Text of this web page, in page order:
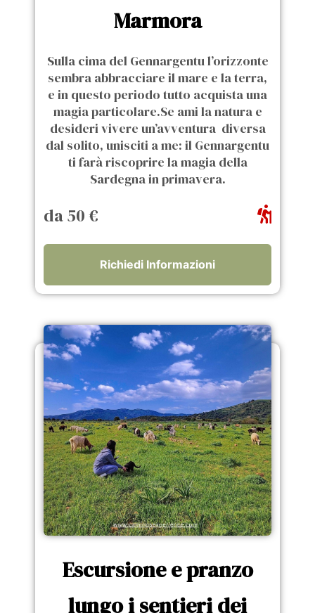
Marmora
Sulla cima del Gennargentu l’orizzonte
sembra abbracciare il mare e la terra,
e in questo periodo tutto acquista una
magia particolare.Se ami la natura e
desideri vivere un’avventura diversa
dal solito, unisciti a me: il Gennargentu
ti farà riscoprire la magia della
Sardegna in primavera.
da 50 €
Richiedi Informazioni
Escursione e pranzo
lungo i sentieri dei